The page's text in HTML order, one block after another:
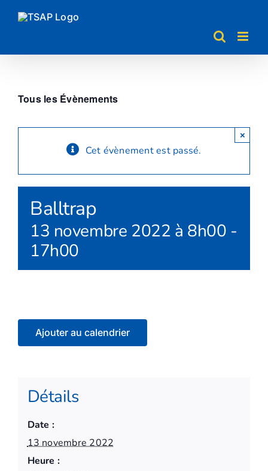
Tous les Évènements
Cet évènement est passé.
×
Balltrap
13 novembre 2022 à 8h00 -
17h00
Ajouter au calendrier
Détails
Date :
13 novembre 2022
Heure :